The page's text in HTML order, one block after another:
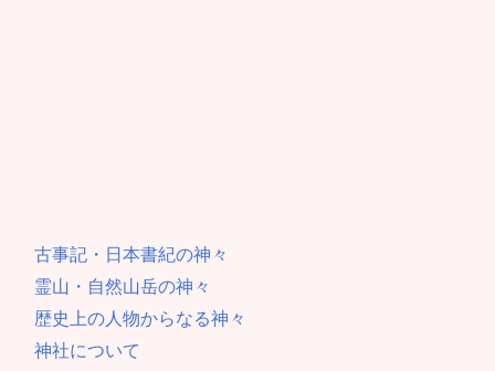
古事記・日本書紀の神々
霊山・自然山岳の神々
歴史上の人物からなる神々
神社について